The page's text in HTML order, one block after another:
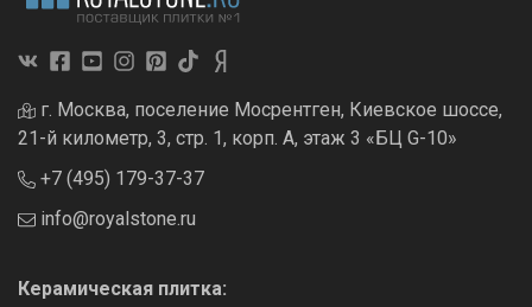
г. Москва, поселение Мосрентген, Киевское шоссе,
21-й километр, 3, стр. 1, корп. А, этаж 3 «БЦ G-10»
+7 (495) 179-37-37
info@royalstone.ru
Керамическая плитка: